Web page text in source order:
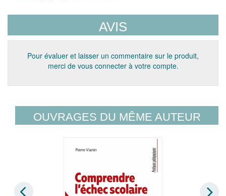
AVIS
Pour évaluer et laisser un commentaire sur le produit,
merci de vous connecter à votre compte.
OUVRAGES DU MÊME AUTEUR